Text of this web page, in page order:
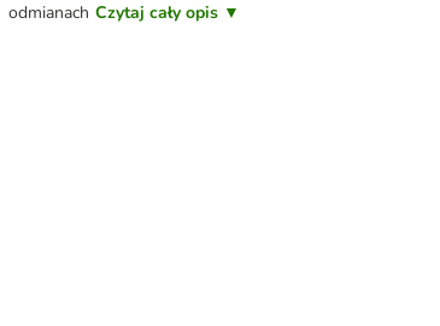
odmianach Czytaj cały opis ▼